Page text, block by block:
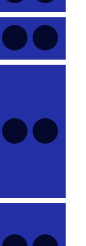
série pour
série pour
série pour